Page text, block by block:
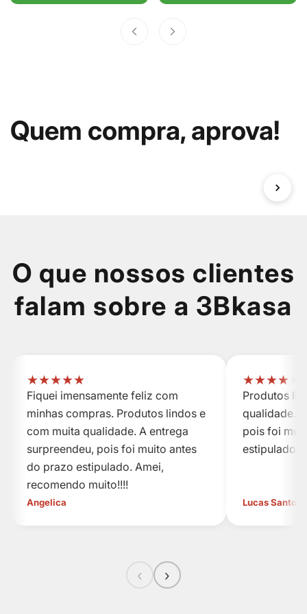
Quem compra, aprova!
O que nossos clientes
falam sobre a 3Bkasa
★★★★★
Fiquei imensamente feliz com
minhas compras. Produtos lindos e
com muita qualidade. A entrega
surpreendeu, pois foi muito antes
do prazo estipulado. Amei,
recomendo muito!!!!
Angelica
★★★★
Produtos
qualidade.
pois foi
estipulado.
Lucas Santos
‹ ›